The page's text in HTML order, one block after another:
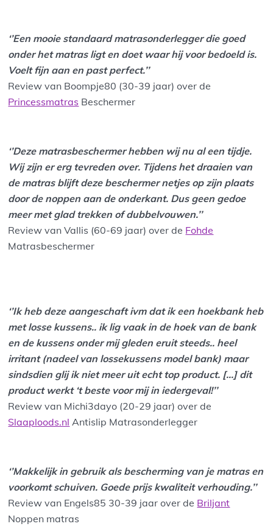
‘’Een mooie standaard matrasonderlegger die goed
onder het matras ligt en doet waar hij voor bedoeld is.
Voelt fijn aan en past perfect.’’
Review van Boompje80 (30-39 jaar) over de
Princessmatras Beschermer
‘’Deze matrasbeschermer hebben wij nu al een tijdje.
Wij zijn er erg tevreden over. Tijdens het draaien van
de matras blijft deze beschermer netjes op zijn plaats
door de noppen aan de onderkant. Dus geen gedoe
meer met glad trekken of dubbelvouwen.’’
Review van Vallis (60-69 jaar) over de Fohde
Matrasbeschermer
‘’Ik heb deze aangeschaft ivm dat ik een hoekbank heb
met losse kussens.. ik lig vaak in de hoek van de bank
en de kussens onder mij gleden eruit steeds.. heel
irritant (nadeel van lossekussens model bank) maar
sindsdien glij ik niet meer uit echt top product. […] dit
product werkt ‘t beste voor mij in iedergeval!’’
Review van Michi3dayo (20-29 jaar) over de
Slaaploods.nl Antislip Matrasonderlegger
‘’Makkelijk in gebruik als bescherming van je matras en
voorkomt schuiven. Goede prijs kwaliteit verhouding.’’
Review van Engels85 30-39 jaar over de Briljant
Noppen matras